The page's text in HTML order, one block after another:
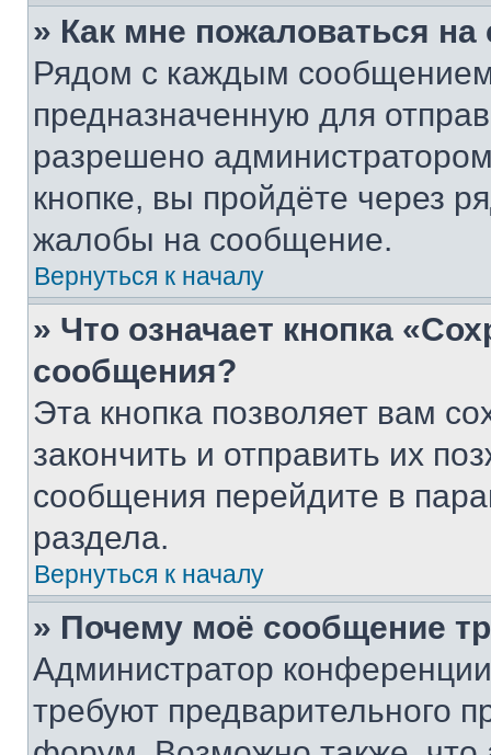
» Как мне пожаловаться
Рядом с каждым сообщением
предназначенную для
разрешено
кнопке, вы пройдёте через
жалобы на сообщение.
Вернуться к началу
» Что означает кнопка
сообщения?
Эта кнопка позволяет вам
закончить и отправить их
сообщения перейдите в
раздела.
Вернуться к началу
» Почему моё сообщение
Администратор
требуют предварительного